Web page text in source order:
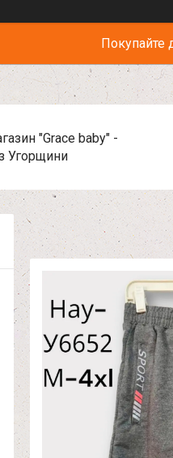
Покупайте
"Grace baby" -
Угорщини